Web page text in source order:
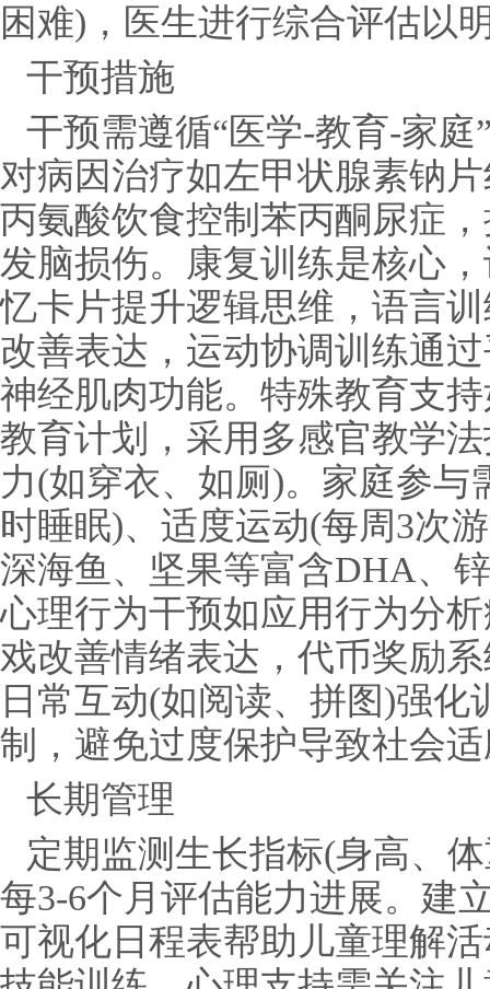
困难)，医生进行综合评估以
干预措施
干预需遵循“医学-教育-家
对病因治疗如左甲状腺素钠
丙氨酸饮食控制苯丙酮尿症
发脑损伤。康复训练是核心
忆卡片提升逻辑思维，语言
改善表达，运动协调训练通
神经肌肉功能。特殊教育支
教育计划，采用多感官教学
力(如穿衣、如厕)。家庭参与
时睡眠)、适度运动(每周3次
深海鱼、坚果等富含DHA、
心理行为干预如应用行为分
戏改善情绪表达，代币奖励
日常互动(如阅读、拼图)强
制，避免过度保护导致社会
长期管理
定期监测生长指标(身高、
每3-6个月评估能力进展。建
可视化日程表帮助儿童理解